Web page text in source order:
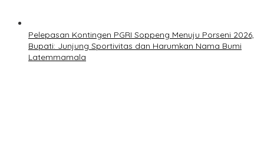
Pelepasan Kontingen PGRI Soppeng Menuju Porseni 2026,
Bupati: Junjung Sportivitas dan Harumkan Nama Bumi
Latemmamala